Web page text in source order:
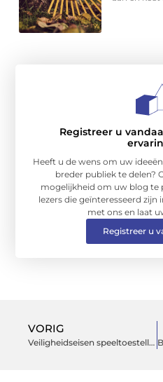
Registreer u
Heeft u de wens om uw
breder publiek te delen?
mogelijkheid om uw blog te
lezers die geïnteresseerd
met ons en laat
Registreer u
VORIG
Veiligheidseisen speeltoestellen